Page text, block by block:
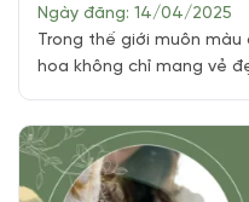
Ngày đăng: 14/04/2025
Trong thế giới muôn
hoa không chỉ mang vẻ
cho tình yêu, niềm vui
hoa lại gắn liền với những